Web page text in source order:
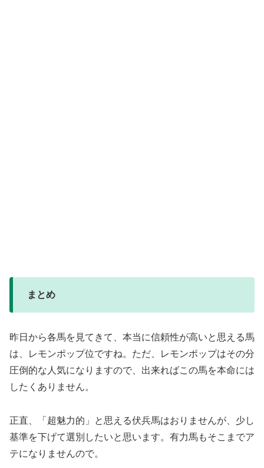
まとめ
昨日から各馬を見てきて、本当に信頼性が高いと思える馬
は、レモンポップ位ですね。ただ、レモンポップはその分
圧倒的な人気になりますので、出来ればこの馬を本命には
したくありません。
正直、「超魅力的」と思える伏兵馬はおりませんが、少し
基準を下げて選別したいと思います。有力馬もそこまでア
テになりませんので。